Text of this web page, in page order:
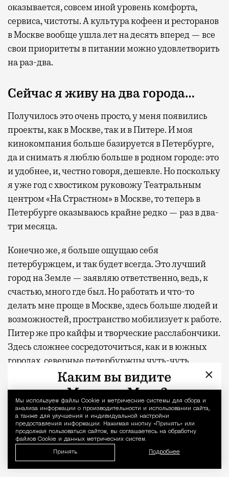
Уведомление
Мы используем файлы Сookie и метрические системы для сбора и
анализа информации о производительности и использовании сайта,
а также для улучшения и индивидуальной настройки
предоставления информации. Нажимая кнопку «Принять» или
продолжая пользоваться сайтом, вы соглашаетесь на обработку
файлов Cookie и данных метрических систем.
Принять Подробнее
оказывается, совсем иной уровень комфорта,
сервиса, чистоты. А культура кофеен и ресторанов
в Москве вообще ушла лет на десять вперед — все
свои приоритеты в питании можно удовлетворить
на раз-два.
Сейчас я живу на два города…
Получилось это очень просто, у меня появились
проекты, как в Москве, так и в Питере. И моя
кинокомпания больше базируется в Петербурге,
да и снимать я люблю больше в родном городе: это
и удобнее, и, честно говоря, дешевле. Но поскольку
я уже год с хвостиком руковожу Театральным
центром «На Страстном» в Москве, то теперь в
Петербурге оказываюсь крайне редко — раз в два-
три месяца.
Конечно же, я больше ощущаю себя
петербуржцем, и так будет всегда. Это лучший
город на Земле — заявляю ответственно, ведь, к
счастью, много где был. Но работать и что-то
делать мне проще в Москве, здесь больше людей и
возможностей, пространство мобилизует к работе.
Питер же про кайфы и творческие расслабончики.
Здесь сложнее сосредоточиться, как и в южных
городах, северные петербуржцы чуть-чуть
Петербуржцы более душевные и
интеллигентные. В Москве этого нет, москвичи
деловые и шустрые, более коммерческие. Хотя я и
петербуржец, но директора театра выбирали все-
таки не по прописке, а по иным параметрам.
×